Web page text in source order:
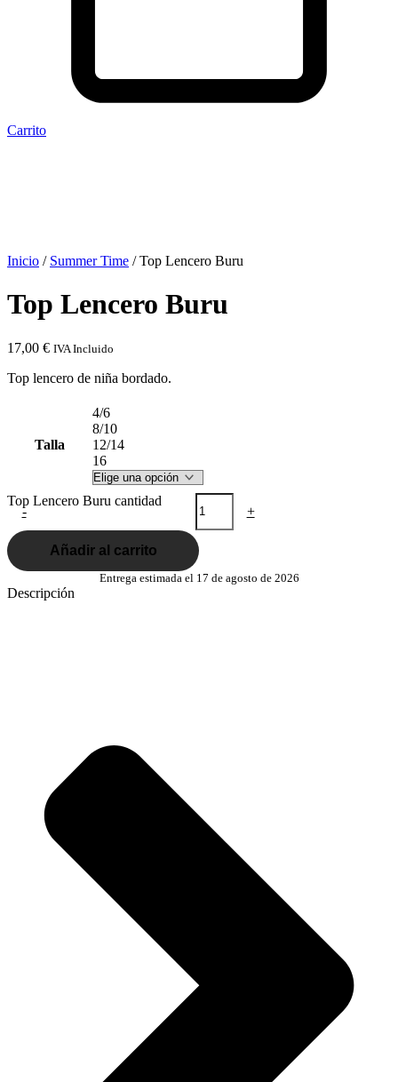
Carrito
Inicio / Summer Time / Top Lencero Buru
Top Lencero Buru
17,00 € IVA Incluido
Top lencero de niña bordado.
Talla
4/6
8/10
12/14
16
-
Top Lencero Buru cantidad
+
Añadir al carrito
Entrega estimada el 17 de agosto de 2026
Descripción